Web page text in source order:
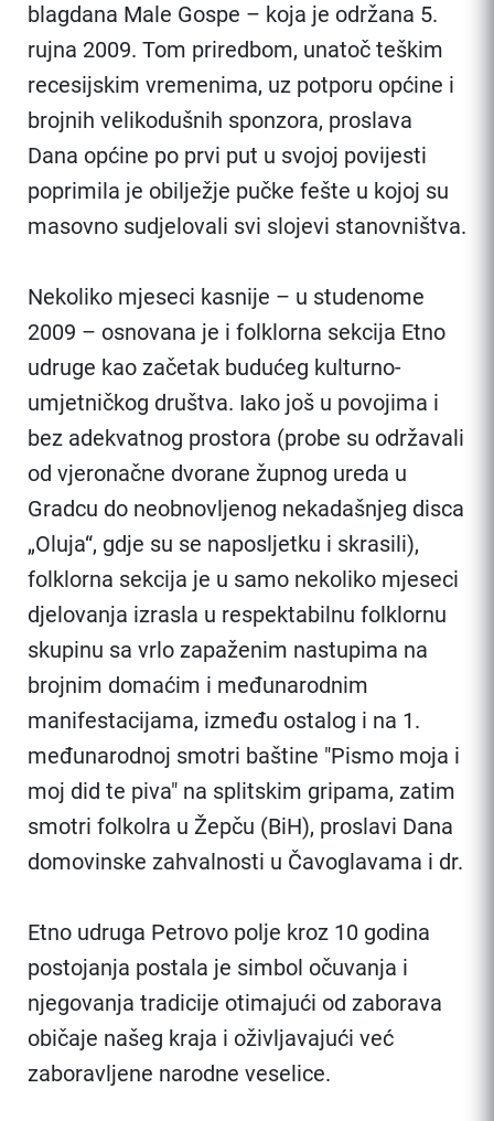
blagdana Male Gospe – koja je održana 5.
rujna 2009. Tom priredbom, unatoč teškim
recesijskim vremenima, uz potporu općine i
brojnih velikodušnih sponzora, proslava
Dana općine po prvi put u svojoj povijesti
poprimila je obilježje pučke fešte u kojoj su
masovno sudjelovali svi slojevi stanovništva.
Nekoliko mjeseci kasnije – u studenome
2009 – osnovana je i folklorna sekcija Etno
udruge kao začetak budućeg kulturno-
umjetničkog društva. Iako još u povojima i
bez adekvatnog prostora (probe su održavali
od vjeronačne dvorane župnog ureda u
Gradcu do neobnovljenog nekadašnjeg disca
„Oluja“, gdje su se naposljetku i skrasili),
folklorna sekcija je u samo nekoliko mjeseci
djelovanja izrasla u respektabilnu folklornu
skupinu sa vrlo zapaženim nastupima na
brojnim domaćim i međunarodnim
manifestacijama, između ostalog i na 1.
međunarodnoj smotri baštine "Pismo moja i
moj did te piva" na splitskim gripama, zatim
smotri folkolra u Žepču (BiH), proslavi Dana
domovinske zahvalnosti u Čavoglavama i dr.
Etno udruga Petrovo polje kroz 10 godina
postojanja postala je simbol očuvanja i
njegovanja tradicije otimajući od zaborava
običaje našeg kraja i oživljavajući već
zaboravljene narodne veselice.